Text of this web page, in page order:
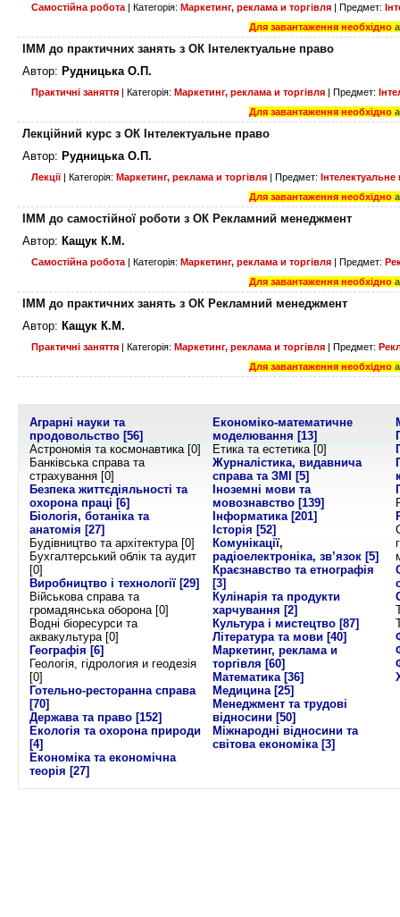
Самостійна робота | Категорія: Маркетинг, реклама и торгівля | Предмет:
Для завантаження необхідно
ІММ до практичних занять з ОК Інтелектуальне право
Автор: Рудницька О.П.
Практичні заняття | Категорія: Маркетинг, реклама и торгівля | Предмет:
Для завантаження необхідно
Лекційний курс з ОК Інтелектуальне право
Автор: Рудницька О.П.
Лекції | Категорія: Маркетинг, реклама и торгівля | Предмет:
Для завантаження необхідно
ІММ до самостійної роботи з ОК Рекламний менеджмент
Автор: Кащук К.М.
Самостійна робота | Категорія: Маркетинг, реклама и торгівля | Предмет:
Для завантаження необхідно
ІММ до практичних занять з ОК Рекламний менеджмент
Автор: Кащук К.М.
Практичні заняття | Категорія: Маркетинг, реклама и торгівля | Предмет:
Для завантаження необхідно
Аграрні науки та
продовольство [56]
Астрономія та космонавтика [0]
Банківська справа та
страхування [0]
Безпека життєдіяльності та
охорона праці [6]
Біологія, ботаніка та
анатомія [27]
Будівництво та архітектура [0]
Бухгалтерський облік та аудит
[0]
Виробництво і технології [29]
Військова справа та
громадянська оборона [0]
Водні біоресурси та
аквакультура [0]
Географія [6]
Геологія, гідрология и геодезія
[0]
Готельно-ресторанна справа
[70]
Держава та право [152]
Екологія та охорона природи
[4]
Економіка та економічна
теорія [27]
Економіко-математичне
моделювання [13]
Етика та естетика [0]
Журналістика, видавнича
справа та ЗМІ [5]
Іноземні мови та
мовознавство [139]
Інформатика [201]
Історія [52]
Комунікації,
радіоелектроніка, зв’язок [5]
Краєзнавство та етнографія
[3]
Кулінарія та продукти
харчування [2]
Культура і мистецтво [87]
Література та мови [40]
Маркетинг, реклама и
торгівля [60]
Математика [36]
Медицина [25]
Менеджмент та трудові
відносини [50]
Міжнародні відносини та
світова економіка [3]